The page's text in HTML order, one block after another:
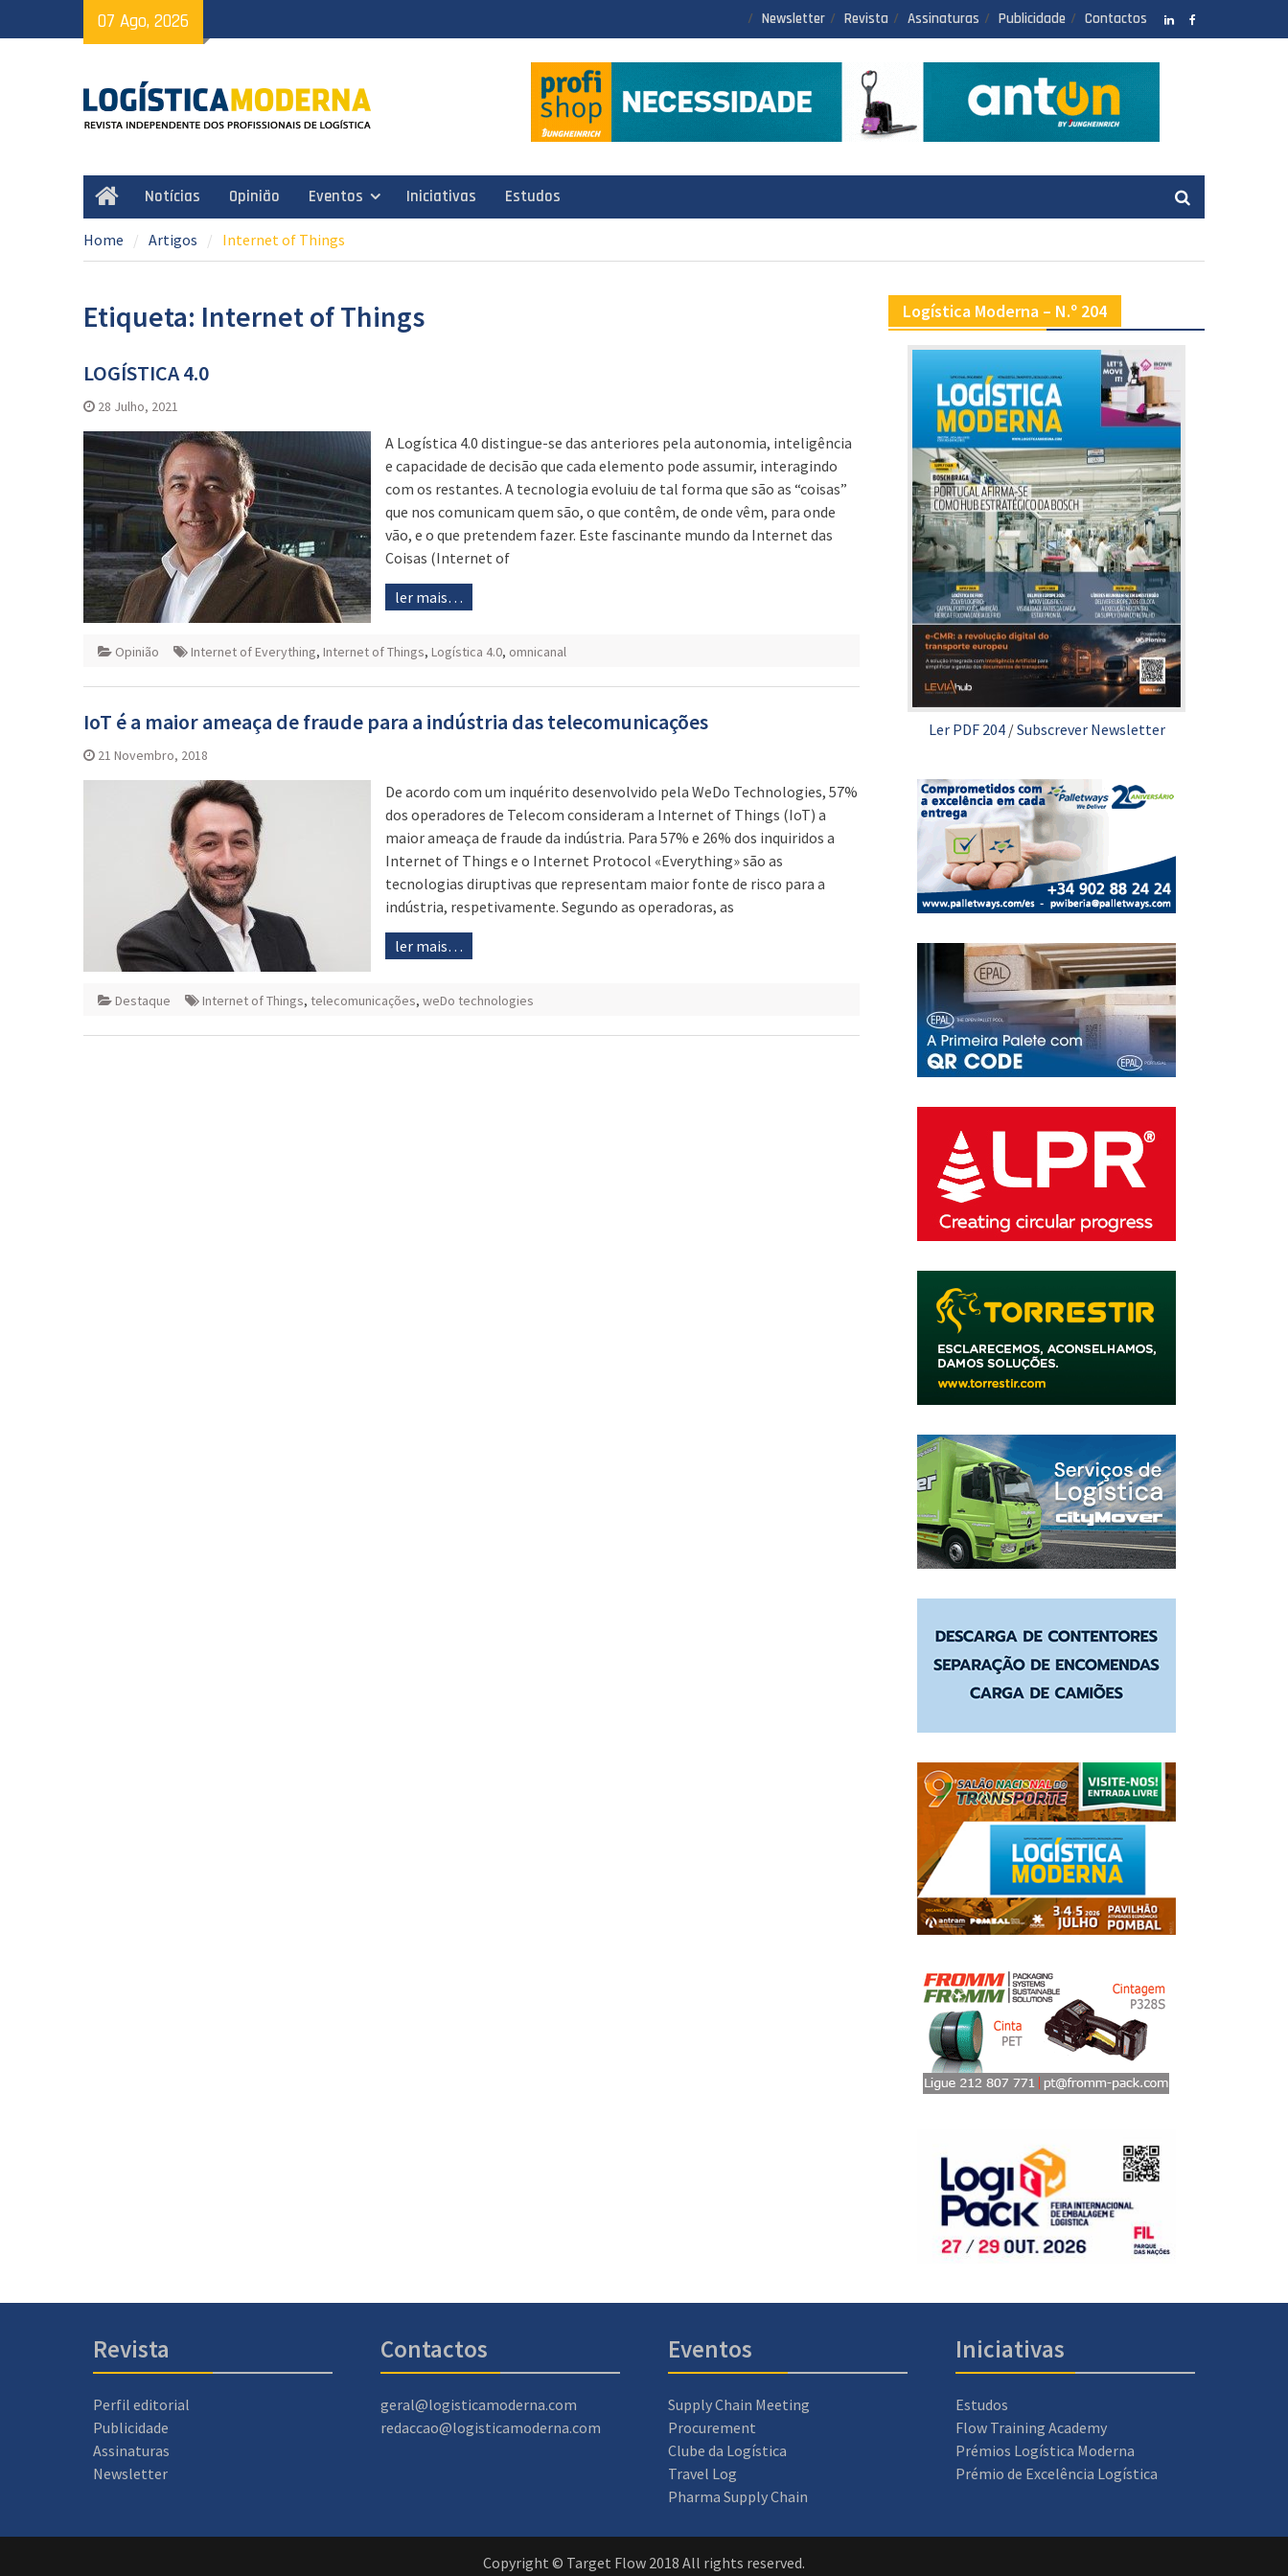
to
07 Ago, 2026 Newsletter Revista Assinaturas Publicidade Contactos
HomeNotícias Opinião Eventos Iniciativas Estudos
Home Artigos Internet of Things
Etiqueta: Internet of Things
LOGÍSTICA 4.0
28 Julho, 2021
A Logística 4.0 distingue-se das anteriores pela autonomia, inteligência
e capacidade de decisão que cada elemento pode assumir, interagindo
com os restantes. A tecnologia evoluiu de tal forma que são as “coisas”
que nos comunicam quem são, o que contêm, de onde vêm, para onde
vão, e o que pretendem fazer. Este fascinante mundo da Internet das
Coisas (Internet of
ler mais…
Opinião Internet of Everything, Internet of Things, Logística 4.0, omnicanal
IoT é a maior ameaça de fraude para a indústria das telecomunicações
21 Novembro, 2018
De acordo com um inquérito desenvolvido pela WeDo Technologies, 57%
dos operadores de Telecom consideram a Internet of Things (IoT) a
maior ameaça de fraude da indústria. Para 57% e 26% dos inquiridos a
Internet of Things e o Internet Protocol «Everything» são as
tecnologias diruptivas que representam maior fonte de risco para a
indústria, respetivamente. Segundo as operadoras, as
ler mais…
Destaque Internet of Things, telecomunicações, weDo technologies
Logística Moderna – N.º 204
Ler PDF 204/Subscrever Newsletter
Revista
Perfil editorial
Publicidade
Assinaturas
Newsletter
Contactos
geral@logisticamoderna.com
redaccao@logisticamoderna.com
Eventos
Supply Chain Meeting
Procurement
Clube da Logística
Travel Log
Pharma Supply Chain
Iniciativas
Estudos
Flow Training Academy
Prémios Logística Moderna
Prémio de Excelência Logística
Copyright © Target Flow 2018 All rights reserved.